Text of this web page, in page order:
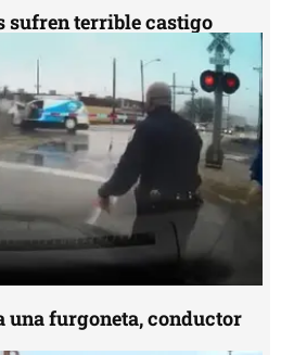
sufren terrible castigo
una furgoneta, conductor